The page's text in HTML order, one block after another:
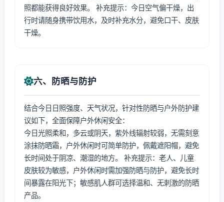
照都能获得良好效果。 补充提示：今日空气偏干燥，出
行时请随身携带饮用水，及时补充水分，避免口干、皮肤
干燥。
六、防晒与防护
结合今日日照强度、天气状况，针对性防晒与户外防护建
议如下，全面保障户外休闲安全：
今日光照柔和，多云或阴天，紫外线辐射较弱，无需刻意
涂抹防晒霜，户外休闲时可简单防护，佩戴遮阳帽，避免
长时间处于阴凉、潮湿的地方。 补充提示：老人、儿童
皮肤较为敏感，户外休闲时需加强防晒与防护，避免长时
间暴露在阳光下；敏感肌人群可选择温和、无刺激的防晒
产品。